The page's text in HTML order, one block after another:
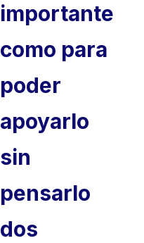
importante
como para
poder
apoyarlo
sin
pensarlo
dos